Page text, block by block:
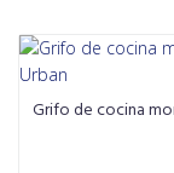
Grifo de cocina